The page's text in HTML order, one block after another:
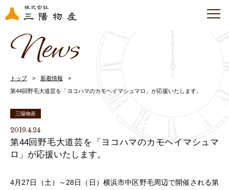
News
トップ 新着情報
第44回野毛大道芸を「ヨコハマのカモヘイマシュマロ」が応援いたします。
三陽物産
2019.4.24
第44回野毛大道芸を「ヨコハマのカモヘイマシュマ
ロ」が応援いたします。
4月27日（土）～28日（日）横浜市中区野毛周辺で開催される第